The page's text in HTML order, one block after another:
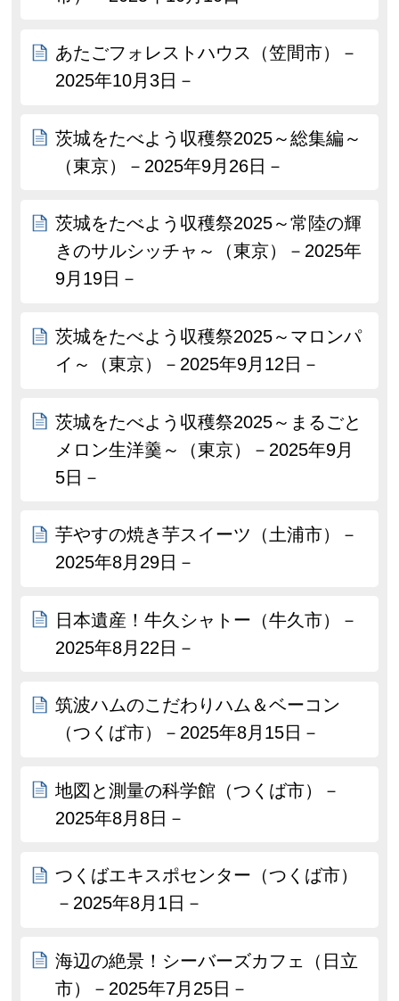
あたごフォレストハウス（笠間市）－
2025年10月3日－
茨城をたべよう収穫祭2025～総集編～
（東京）－2025年9月26日－
茨城をたべよう収穫祭2025～常陸の輝
きのサルシッチャ～（東京）－2025年
9月19日－
茨城をたべよう収穫祭2025～マロンパ
イ～（東京）－2025年9月12日－
茨城をたべよう収穫祭2025～まるごと
メロン生洋羹～（東京）－2025年9月
5日－
芋やすの焼き芋スイーツ（土浦市）－
2025年8月29日－
日本遺産！牛久シャトー（牛久市）－
2025年8月22日－
筑波ハムのこだわりハム＆ベーコン
（つくば市）－2025年8月15日－
地図と測量の科学館（つくば市）－
2025年8月8日－
つくばエキスポセンター（つくば市）
－2025年8月1日－
海辺の絶景！シーバーズカフェ（日立
市）－2025年7月25日－